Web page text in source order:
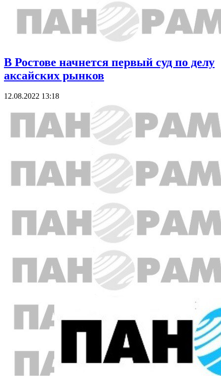
В Ростове начнется первый суд по делу
аксайских рынков
12.08.2022 13:18